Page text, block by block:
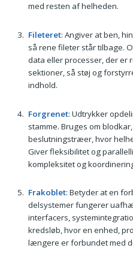
med resten af helheden.
Fileteret: Angiver at ben,
så rene fileter står tilbage.
data eller processer, der er
sektioner, så støj og
indhold.
Forgrenet: Udtrykker
stamme. Bruges om
beslutningstræer, hvor
Giver fleksibilitet og
kompleksitet og
Frakoblet: Betyder at en
delsystemer fungerer
interfacers,
kredsløb, hvor en enhed,
længere er forbundet med